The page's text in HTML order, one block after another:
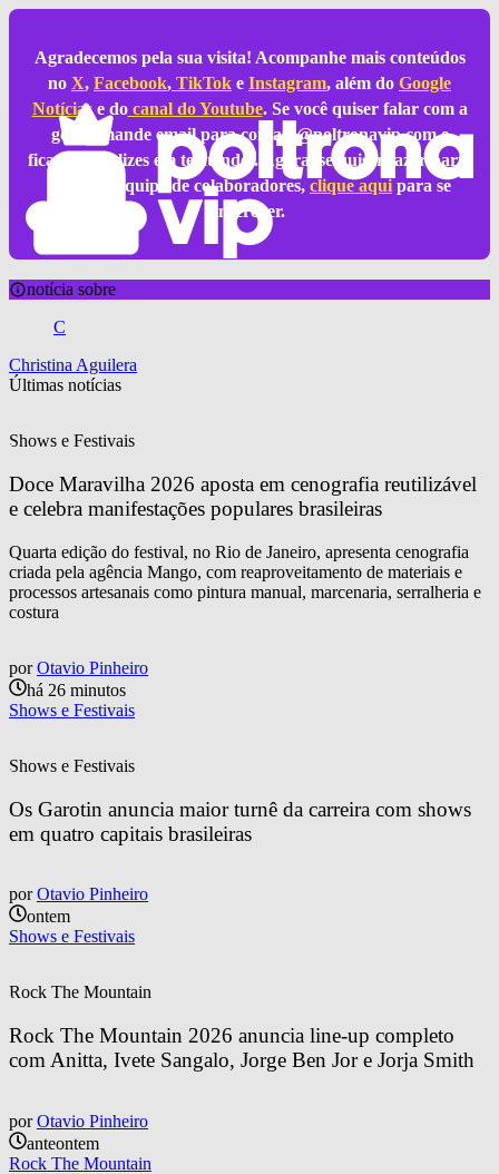
Agradecemos pela sua visita! Acompanhe mais conteúdos
no X, Facebook, TikTok e Instagram, além do Google
Notíciase docanal do Youtube. Se você quiser falar com a
gente, mande email paracontato@poltronavip.come
ficaremos felizes em te atender. Agora, se quiser fazer parte
da nossa equipe de colaboradores,clique aquipara se
inscrever.
notícia sobre
C
Christina Aguilera
Últimas notícias
Shows e Festivais
Doce Maravilha 2026 aposta em cenografia reutilizável
e celebra manifestações populares brasileiras
Quarta edição do festival, no Rio de Janeiro, apresenta cenografia
criada pela agência Mango, com reaproveitamento de materiais e
processos artesanais como pintura manual, marcenaria, serralheria e
costura
por Otavio Pinheiro
há 26 minutos
Shows e Festivais
Shows e Festivais
Os Garotin anuncia maior turnê da carreira com shows
em quatro capitais brasileiras
por Otavio Pinheiro
ontem
Shows e Festivais
Rock The Mountain
Rock The Mountain 2026 anuncia line-up completo
com Anitta, Ivete Sangalo, Jorge Ben Jor e Jorja Smith
por Otavio Pinheiro
anteontem
Rock The Mountain